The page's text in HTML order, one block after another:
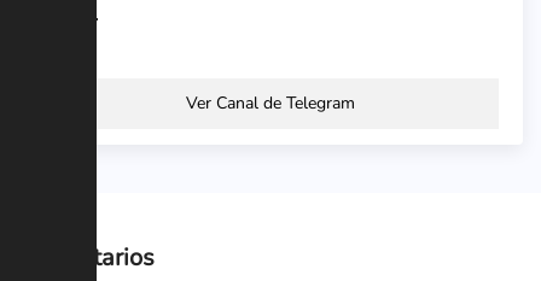
🤗🌈💫
Ver Canal de Telegram
Comentarios